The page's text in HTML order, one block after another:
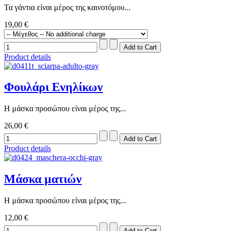
Τα γάντια είναι μέρος της καινοτόμου...
19,00 €
Product details
Φουλάρι Ενηλίκων
Η μάσκα προσώπου είναι μέρος της...
26,00 €
Product details
Μάσκα ματιών
Η μάσκα προσώπου είναι μέρος της...
12,00 €